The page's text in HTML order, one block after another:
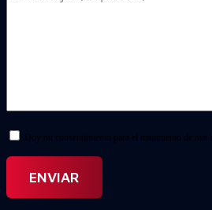
Doy mi consentimiento para el tratamiento de mis